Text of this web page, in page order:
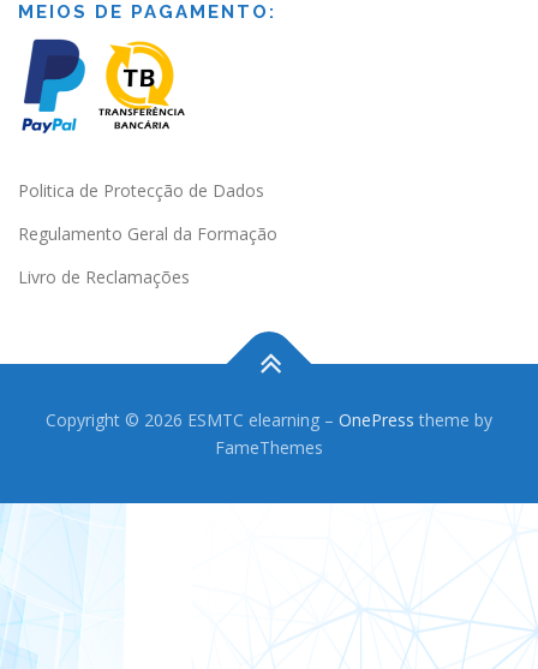
MEIOS DE PAGAMENTO:
Politica de Protecção de Dados
Regulamento Geral da Formação
Livro de Reclamações
Copyright © 2026 ESMTC elearning – OnePress theme by
FameThemes